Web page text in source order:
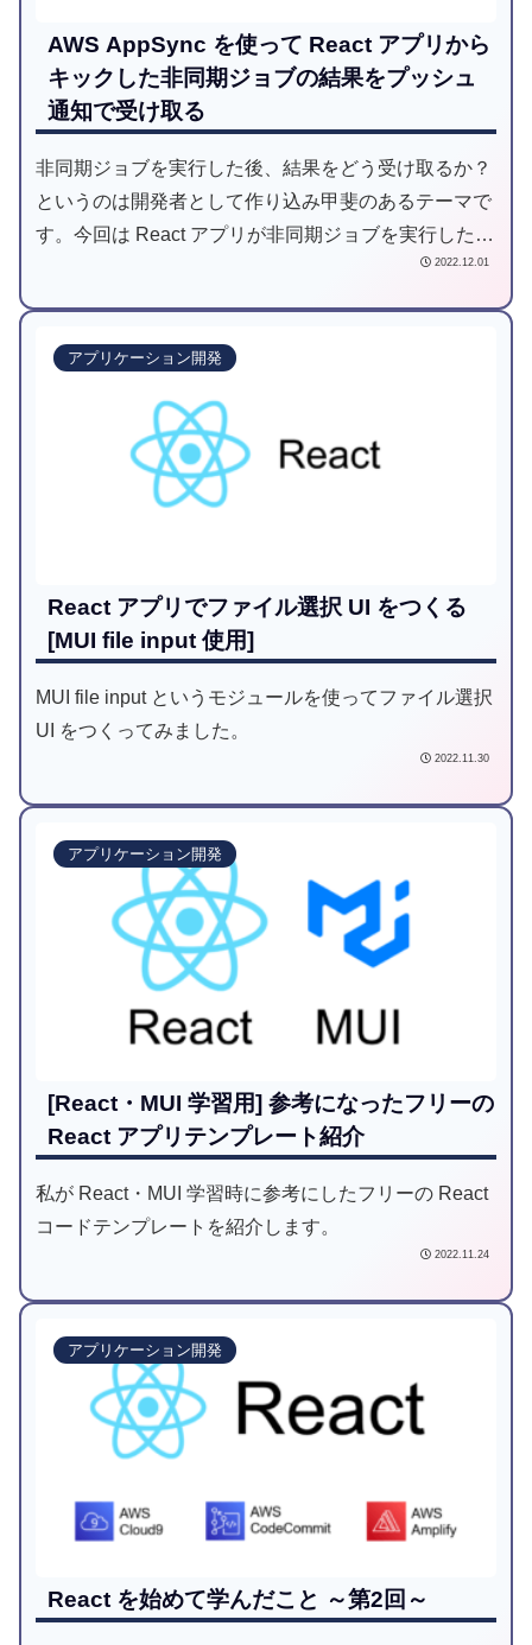
AWS AppSync を使って React アプリから
キックした非同期ジョブの結果をプッシュ
通知で受け取る
非同期ジョブを実行した後、結果をどう受け取るか？
というのは開発者として作り込み甲斐のあるテーマで
す。今回は React アプリが非同期ジョブを実行した後
に、AWS AppSync 経由でジョブ完了のプッシュ通知
2022.12.01
アプリケーション開発
React アプリでファイル選択 UI をつくる
[MUI file input 使用]
MUI file input というモジュールを使ってファイル選択
UI をつくってみました。
2022.11.30
アプリケーション開発
[React・MUI 学習用] 参考になったフリーの
React アプリテンプレート紹介
私が React・MUI 学習時に参考にしたフリーの React
コードテンプレートを紹介します。
2022.11.24
アプリケーション開発
React を始めて学んだこと ～第2回～